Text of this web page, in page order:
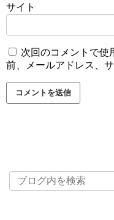
サイト
次回のコメントで使
前、メールアドレス、